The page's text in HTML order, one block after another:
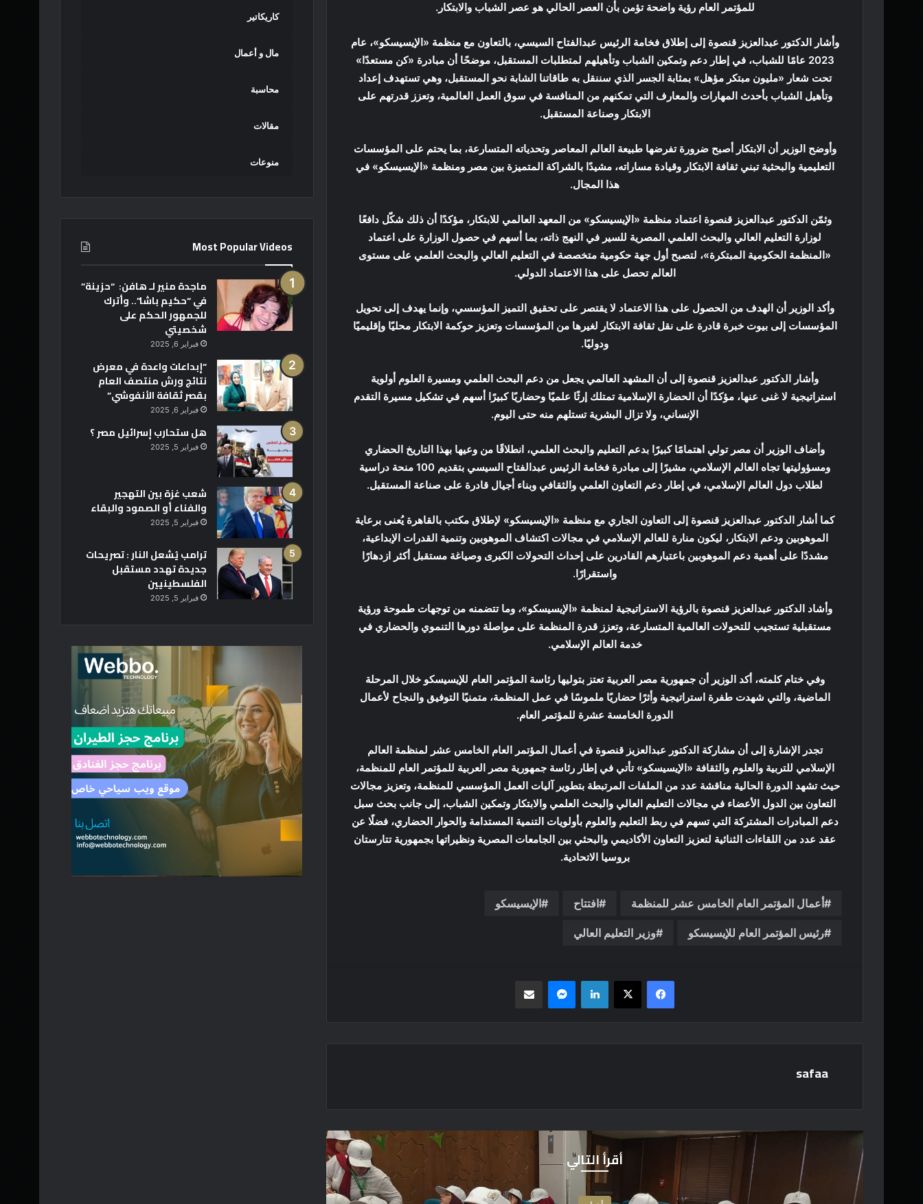
للمؤتمر العام رؤية واضحة تؤمن بأن العصر الحالي هو عصر الشباب والابتكار.
وأشار الدكتور عبدالعزيز قنصوة إلى إطلاق فخامة الرئيس عبدالفتاح السيسي، بالتعاون مع منظمة «الإيسيسكو»، عام
2023 عامًا للشباب، في إطار دعم وتمكين الشباب وتأهيلهم لمتطلبات المستقبل، موضحًا أن مبادرة «كن مستعدًا»
تحت شعار «مليون مبتكر مؤهل» بمثابة الجسر الذي سننقل به طاقاتنا الشابة نحو المستقبل، وهي تستهدف إعداد
وتأهيل الشباب بأحدث المهارات والمعارف التي تمكنهم من المنافسة في سوق العمل العالمية، وتعزز قدرتهم على
الابتكار وصناعة المستقبل.
وأوضح الوزير أن الابتكار أصبح ضرورة تفرضها طبيعة العالم المعاصر وتحدياته المتسارعة، بما يحتم على المؤسسات
التعليمية والبحثية تبني ثقافة الابتكار وقيادة مساراته، مشيدًا بالشراكة المتميزة بين مصر ومنظمة «الإيسيسكو» في
هذا المجال.
وثمّن الدكتور عبدالعزيز قنصوة اعتماد منظمة «الإيسيسكو» من المعهد العالمي للابتكار، مؤكدًا أن ذلك شكّل دافعًا
لوزارة التعليم العالي والبحث العلمي المصرية للسير في النهج ذاته، بما أسهم في حصول الوزارة على اعتماد
«المنظمة الحكومية المبتكرة»، لتصبح أول جهة حكومية متخصصة في التعليم العالي والبحث العلمي على مستوى
العالم تحصل على هذا الاعتماد الدولي.
وأكد الوزير أن الهدف من الحصول على هذا الاعتماد لا يقتصر على تحقيق التميز المؤسسي، وإنما يهدف إلى تحويل
المؤسسات إلى بيوت خبرة قادرة على نقل ثقافة الابتكار لغيرها من المؤسسات وتعزيز حوكمة الابتكار محليًا وإقليميًا
ودوليًا.
وأشار الدكتور عبدالعزيز قنصوة إلى أن المشهد العالمي يجعل من دعم البحث العلمي ومسيرة العلوم أولوية
استراتيجية لا غنى عنها، مؤكدًا أن الحضارة الإسلامية تمتلك إرثًا علميًا وحضاريًا كبيرًا أسهم في تشكيل مسيرة التقدم
الإنساني، ولا تزال البشرية تستلهم منه حتى اليوم.
وأضاف الوزير أن مصر تولي اهتمامًا كبيرًا بدعم التعليم والبحث العلمي، انطلاقًا من وعيها بهذا التاريخ الحضاري
ومسؤوليتها تجاه العالم الإسلامي، مشيرًا إلى مبادرة فخامة الرئيس عبدالفتاح السيسي بتقديم 100 منحة دراسية
لطلاب دول العالم الإسلامي، في إطار دعم التعاون العلمي والثقافي وبناء أجيال قادرة على صناعة المستقبل.
كما أشار الدكتور عبدالعزيز قنصوة إلى التعاون الجاري مع منظمة «الإيسيسكو» لإطلاق مكتب بالقاهرة يُعنى برعاية
الموهوبين ودعم الابتكار، ليكون منارة للعالم الإسلامي في مجالات اكتشاف الموهوبين وتنمية القدرات الإبداعية،
مشددًا على أهمية دعم الموهوبين باعتبارهم القادرين على إحداث التحولات الكبرى وصياغة مستقبل أكثر ازدهارًا
واستقرارًا.
وأشاد الدكتور عبدالعزيز قنصوة بالرؤية الاستراتيجية لمنظمة «الإيسيسكو»، وما تتضمنه من توجهات طموحة ورؤية
مستقبلية تستجيب للتحولات العالمية المتسارعة، وتعزز قدرة المنظمة على مواصلة دورها التنموي والحضاري في
خدمة العالم الإسلامي.
وفي ختام كلمته، أكد الوزير أن جمهورية مصر العربية تعتز بتوليها رئاسة المؤتمر العام للإيسيسكو خلال المرحلة
الماضية، والتي شهدت طفرة استراتيجية وأثرًا حضاريًا ملموسًا في عمل المنظمة، متمنيًا التوفيق والنجاح لأعمال
الدورة الخامسة عشرة للمؤتمر العام.
تجدر الإشارة إلى أن مشاركة الدكتور عبدالعزيز قنصوة في أعمال المؤتمر العام الخامس عشر لمنظمة العالم
الإسلامي للتربية والعلوم والثقافة «الإيسيسكو» تأتي في إطار رئاسة جمهورية مصر العربية للمؤتمر العام للمنظمة،
حيث تشهد الدورة الحالية مناقشة عدد من الملفات المرتبطة بتطوير آليات العمل المؤسسي للمنظمة، وتعزيز مجالات
التعاون بين الدول الأعضاء في مجالات التعليم العالي والبحث العلمي والابتكار وتمكين الشباب، إلى جانب بحث سبل
دعم المبادرات المشتركة التي تسهم في ربط التعليم والعلوم بأولويات التنمية المستدامة والحوار الحضاري، فضلًا عن
عقد عدد من اللقاءات الثنائية لتعزيز التعاون الأكاديمي والبحثي بين الجامعات المصرية ونظيراتها بجمهورية تتارستان
بروسيا الاتحادية.
أعمال المؤتمر العام الخامس عشر للمنظمة افتتاح الإيسيسكو
رئيس المؤتمر العام للإيسيسكو وزير التعليم العالي
فيسبوك لينكدإن
safaa
أقرأ التالي
كاريكاتير
مال و أعمال
محاسبة
مقالات
منوعات
Most Popular Videos
ماجدة منير لـ هافن: “حزينة”
في “حكيم باشا”.. وأترك
للجمهور الحكم على
شخصيتي
فبراير 6, 2025
“إبداعات واعدة في معرض
نتائج ورش منتصف العام
بقصر ثقافة الأنفوشي”
فبراير 6, 2025
هل ستحارب إسرائيل مصر ؟
فبراير 5, 2025
شعب غزة بين التهجير
والفناء أو الصمود والبقاء
فبراير 5, 2025
ترامب يُشعل النار : تصريحات
جديدة تهدد مستقبل
الفلسطينيين
فبراير 5, 2025